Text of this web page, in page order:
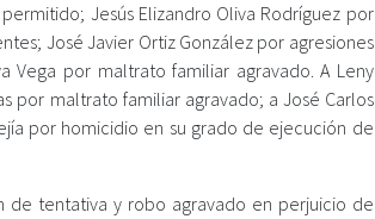
Jesús Elizandro Oliva Rodríguez por
José Javier Ortiz González por agresiones
Vega por maltrato familiar agravado. A Leny
por maltrato familiar agravado; a José Carlos
por homicidio en su grado de ejecución de
de tentativa y robo agravado en perjuicio de